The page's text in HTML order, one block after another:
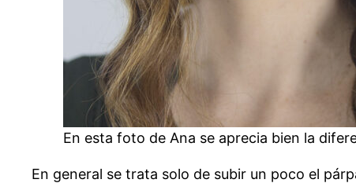
En esta foto de Ana se aprecia bien la
En general se trata solo de subir un poco el